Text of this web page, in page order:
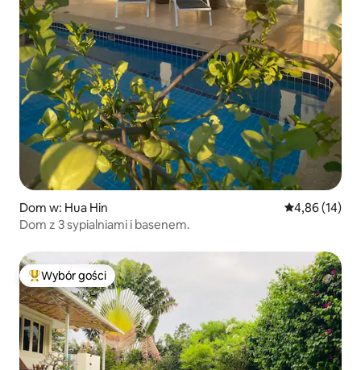
Dom w: Hua Hin Średnia
4,86 (14)
Dom z 3 sypialniami i basenem.
Najpopularniejsze z kategorii Wybór gości
Wybór gości